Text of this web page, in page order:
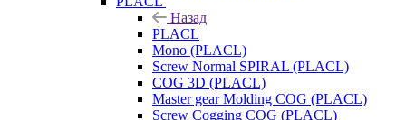
Назад
PLACL
Mono (PLACL)
Screw Normal SPIRAL (PLACL)
COG 3D (PLACL)
Master gear Molding COG (PLACL)
Screw Cogging COG (PLACL)